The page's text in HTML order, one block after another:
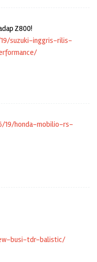
Z800!
suzuki-inggris-rilis-
19/honda-mobilio-rs-
busi-tdr-balistic/